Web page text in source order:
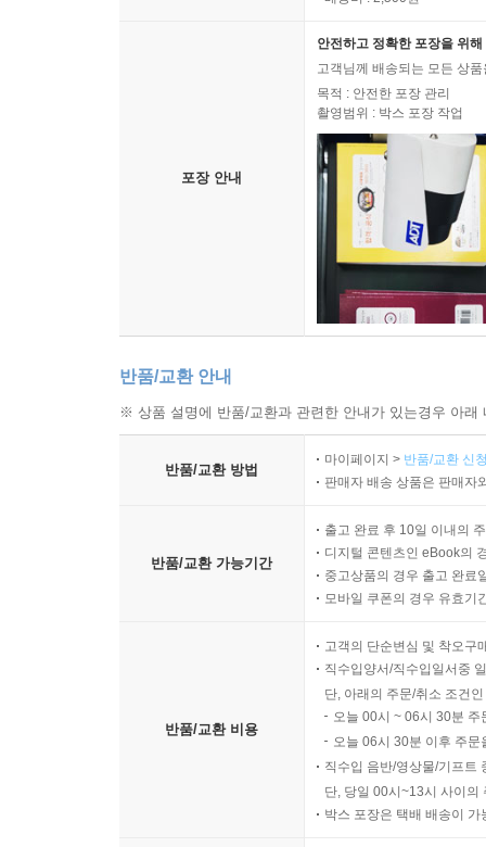
포장 안내
안전하고 정확한 포장을 위
고객님께 배송되는 모든 상
목적 : 안전한 포장 관리
촬영범위 : 박스 포장 작업
반품/교환 안내
※ 상품 설명에 반품/교환과 관련한 안내가 있는경우 아
반품/교환 방법
마이페이지 > 반품/교환 신
판매자 배송 상품은 판매자
반품/교환 가능기간
출고 완료 후 10일 이내의
디지털 콘텐츠인 eBook의
중고상품의 경우 출고 완료
모바일 쿠폰의 경우 유효기
반품/교환 비용
고객의 단순변심 및 착오구
직수입양서/직수입일서중
단, 아래의 주문/취소 조건
오늘 00시 ~ 06시 30분
오늘 06시 30분 이후 주
직수입 음반/영상물/기프트
단, 당일 00시~13시 사이의
박스 포장은 택배 배송이